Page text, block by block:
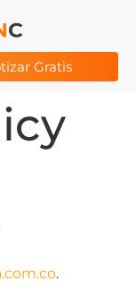
Gratis
.